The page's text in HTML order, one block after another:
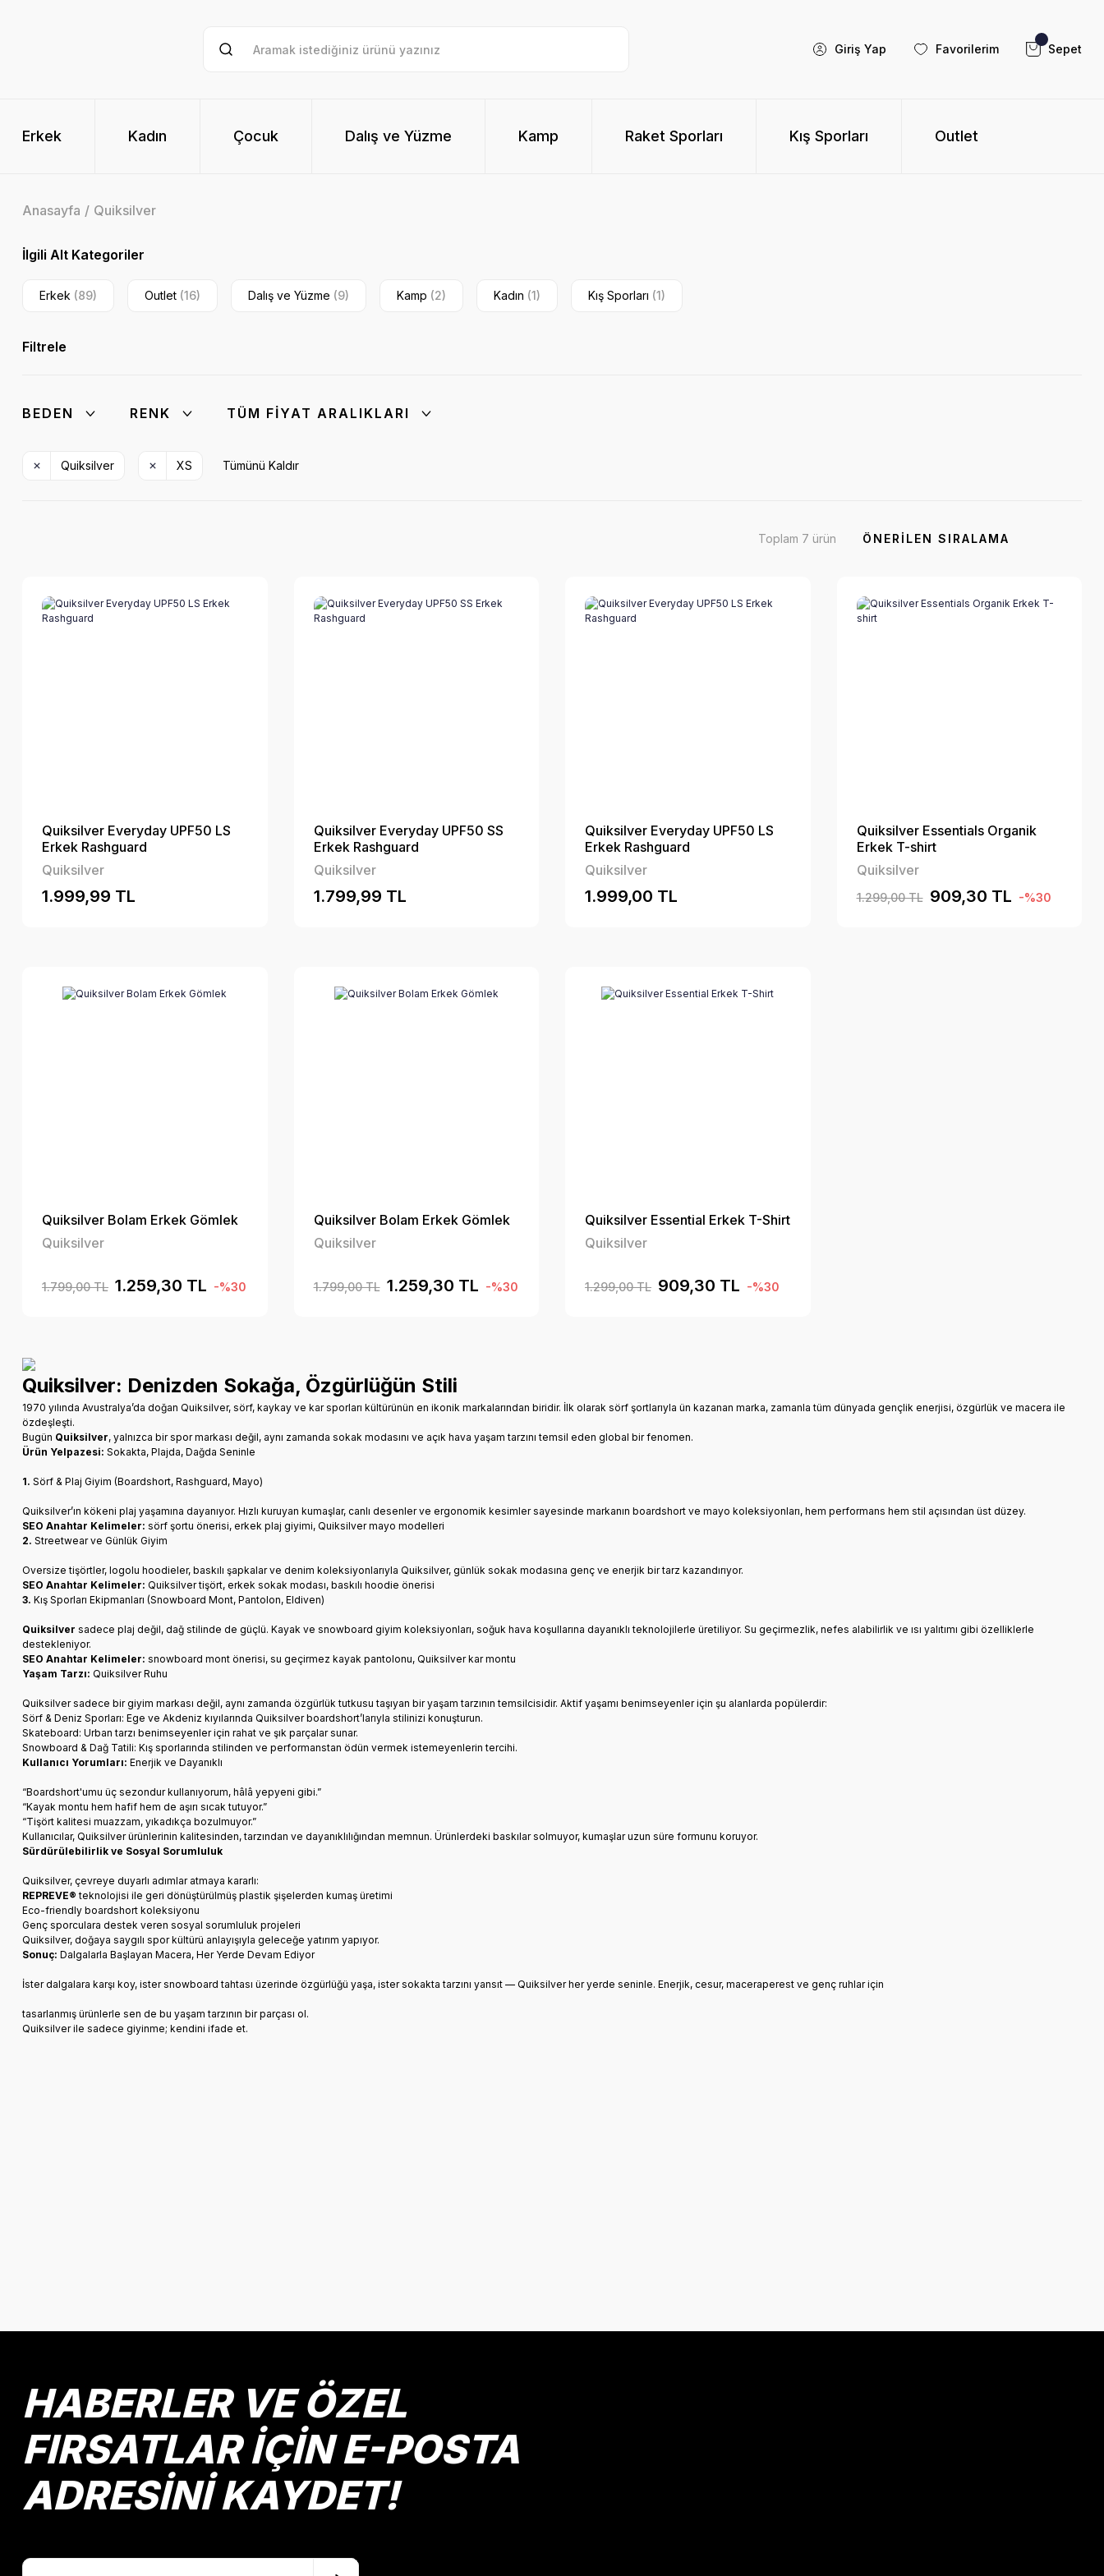
Giriş Yap Favorilerim Sepet
Erkek Kadın Çocuk Dalış ve Yüzme Kamp Raket Sporları Kış Sporları Outlet
Anasayfa Quiksilver
İlgili Alt Kategoriler
Erkek (89) Outlet (16) Dalış ve Yüzme (9) Kamp (2) Kadın (1) Kış Sporları (1)
Filtrele
BEDEN RENK TÜM FIYAT ARALIKLARI
Quiksilver XS Tümünü Kaldır
Toplam 7 ürün
Quiksilver Everyday UPF50 LS
Erkek Rashguard
Quiksilver
1.999,99 TL
Quiksilver Everyday UPF50 SS
Erkek Rashguard
Quiksilver
1.799,99 TL
Quiksilver Everyday UPF50 LS
Erkek Rashguard
Quiksilver
1.999,00 TL
Quiksilver Essentials Organik
Erkek T-shirt
Quiksilver
1.299,00 TL 909,30 TL -%30
Quiksilver Bolam Erkek Gömlek
Quiksilver
1.799,00 TL 1.259,30 TL -%30
Quiksilver Bolam Erkek Gömlek
Quiksilver
1.799,00 TL 1.259,30 TL -%30
Quiksilver Essential Erkek T-Shirt
Quiksilver
1.299,00 TL 909,30 TL -%30
Quiksilver: Denizden Sokağa, Özgürlüğün Stili
1970 yılında Avustralya’da doğan Quiksilver, sörf, kaykay ve kar sporları kültürünün en ikonik markalarından biridir. İlk olarak sörf şortlarıyla ün kazanan marka, zamanla tüm dünyada gençlik enerjisi, özgürlük ve macera ile
özdeşleşti.
Bugün Quiksilver, yalnızca bir spor markası değil, aynı zamanda sokak modasını ve açık hava yaşam tarzını temsil eden global bir fenomen.
Ürün Yelpazesi: Sokakta, Plajda, Dağda Seninle
1. Sörf & Plaj Giyim (Boardshort, Rashguard, Mayo)
Quiksilver’ın kökeni plaj yaşamına dayanıyor. Hızlı kuruyan kumaşlar, canlı desenler ve ergonomik kesimler sayesinde markanın boardshort ve mayo koleksiyonları, hem performans hem stil açısından üst düzey.
SEO Anahtar Kelimeler: sörf şortu önerisi, erkek plaj giyimi, Quiksilver mayo modelleri
2. Streetwear ve Günlük Giyim
Oversize tişörtler, logolu hoodieler, baskılı şapkalar ve denim koleksiyonlarıyla Quiksilver, günlük sokak modasına genç ve enerjik bir tarz kazandırıyor.
SEO Anahtar Kelimeler: Quiksilver tişört, erkek sokak modası, baskılı hoodie önerisi
3. Kış Sporları Ekipmanları (Snowboard Mont, Pantolon, Eldiven)
Quiksilver sadece plaj değil, dağ stilinde de güçlü. Kayak ve snowboard giyim koleksiyonları, soğuk hava koşullarına dayanıklı teknolojilerle üretiliyor. Su geçirmezlik, nefes alabilirlik ve ısı yalıtımı gibi özelliklerle
destekleniyor.
SEO Anahtar Kelimeler: snowboard mont önerisi, su geçirmez kayak pantolonu, Quiksilver kar montu
Yaşam Tarzı: Quiksilver Ruhu
Quiksilver sadece bir giyim markası değil, aynı zamanda özgürlük tutkusu taşıyan bir yaşam tarzının temsilcisidir. Aktif yaşamı benimseyenler için şu alanlarda popülerdir:
Sörf & Deniz Sporları: Ege ve Akdeniz kıyılarında Quiksilver boardshort’larıyla stilinizi konuşturun.
Skateboard: Urban tarzı benimseyenler için rahat ve şık parçalar sunar.
Snowboard & Dağ Tatili: Kış sporlarında stilinden ve performanstan ödün vermek istemeyenlerin tercihi.
Kullanıcı Yorumları: Enerjik ve Dayanıklı
“Boardshort'umu üç sezondur kullanıyorum, hâlâ yepyeni gibi.”
“Kayak montu hem hafif hem de aşırı sıcak tutuyor.”
“Tişört kalitesi muazzam, yıkadıkça bozulmuyor.”
Kullanıcılar, Quiksilver ürünlerinin kalitesinden, tarzından ve dayanıklılığından memnun. Ürünlerdeki baskılar solmuyor, kumaşlar uzun süre formunu koruyor.
Sürdürülebilirlik ve Sosyal Sorumluluk
Quiksilver, çevreye duyarlı adımlar atmaya kararlı:
REPREVE® teknolojisi ile geri dönüştürülmüş plastik şişelerden kumaş üretimi
Eco-friendly boardshort koleksiyonu
Genç sporculara destek veren sosyal sorumluluk projeleri
Quiksilver, doğaya saygılı spor kültürü anlayışıyla geleceğe yatırım yapıyor.
Sonuç: Dalgalarla Başlayan Macera, Her Yerde Devam Ediyor
İster dalgalara karşı koy, ister snowboard tahtası üzerinde özgürlüğü yaşa, ister sokakta tarzını yansıt — Quiksilver her yerde seninle. Enerjik, cesur, maceraperest ve genç ruhlar için
tasarlanmış ürünlerle sen de bu yaşam tarzının bir parçası ol.
Quiksilver ile sadece giyinme; kendini ifade et.
HABERLER VE ÖZEL
FIRSATLAR İÇİN E-POSTA
ADRESİNİ KAYDET!